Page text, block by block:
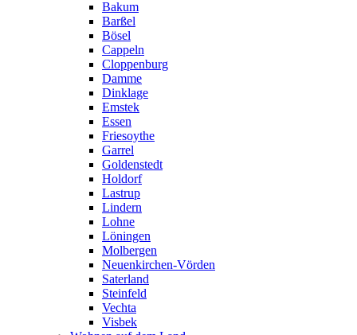
Bakum
Barßel
Bösel
Cappeln
Cloppenburg
Damme
Dinklage
Emstek
Essen
Friesoythe
Garrel
Goldenstedt
Holdorf
Lastrup
Lindern
Lohne
Löningen
Molbergen
Neuenkirchen-Vörden
Saterland
Steinfeld
Vechta
Visbek